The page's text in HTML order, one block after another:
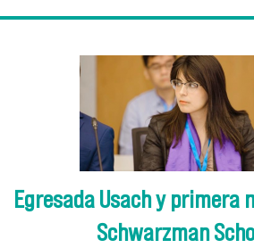
Egresada Usach y primera
Schwarzman